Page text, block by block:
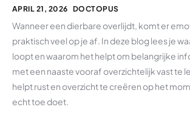
APRIL 21, 2026 DOCTOPUS
Wanneer een dierbare overlijdt, komt er
praktisch veel op je af. In deze blog lees je
loopt en waarom het helpt om belangrijke
met een naaste vooraf overzichtelijk vast te
helpt rust en overzicht te creëren op het
echt toe doet.